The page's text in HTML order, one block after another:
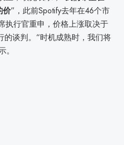
价”，此前Spotify去年在46个市
执行官重申，价格上涨取决于
的谈判。“时机成熟时，我们将